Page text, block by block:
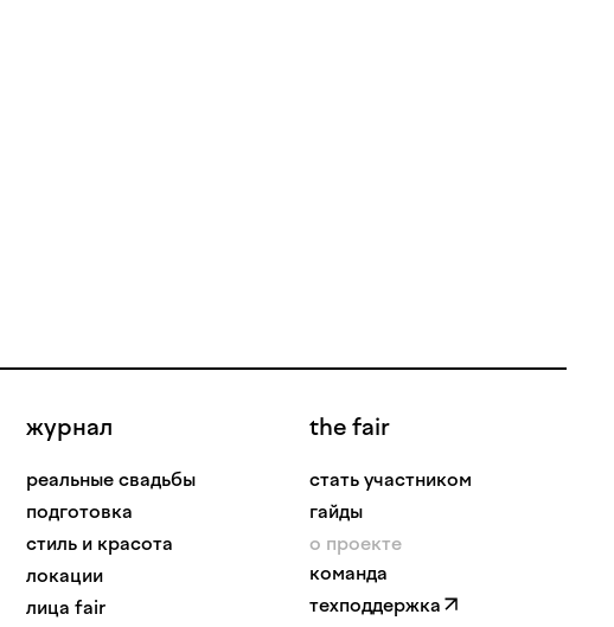
журнал
реальные свадьбы
подготовка
стиль и красота
локации
лица fair
the fair
стать участником
гайды
о проекте
команда
техподдержка